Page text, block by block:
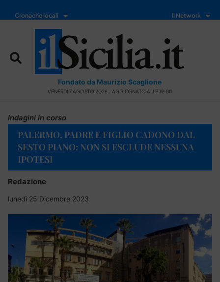
Cronache locali Il Network
Fondato da Maurizio Scaglione
VENERDÌ 7 AGOSTO 2026 - AGGIORNATO ALLE 19:00
Indagini in corso
PALERMO, PADRE E FIGLIO CADONO DAL
SESTO PIANO: NON SI ESCLUDE NESSUNA
IPOTESI
Redazione
lunedì 25 Dicembre 2023